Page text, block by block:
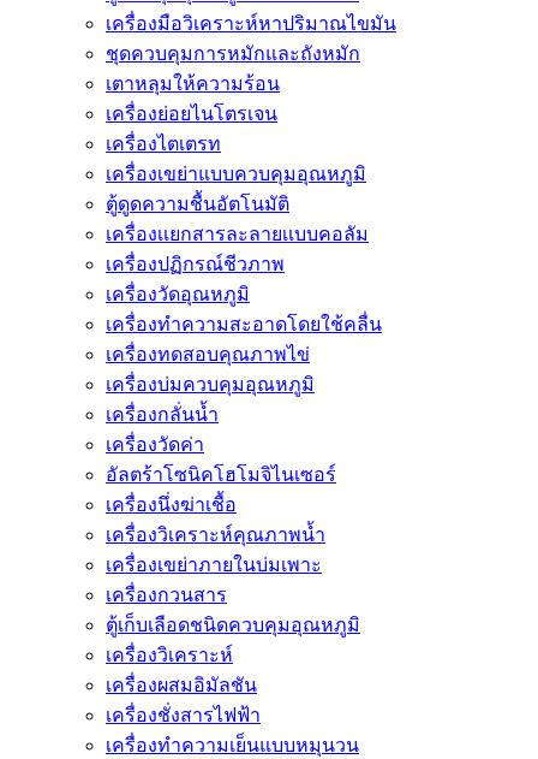
เครื่องมือวิเคราะห์หาปริมาณไขมัน
ชุดควบคุมการหมักและถังหมัก
เตาหลุมให้ความร้อน
เครื่องย่อยไนโตรเจน
เครื่องไตเตรท
เครื่องเขย่าแบบควบคุมอุณหภูมิ
ตู้ดูดความชื้นอัตโนมัติ
เครื่องเเยกสารละลายเเบบคอลัม
เครื่องปฏิกรณ์ชีวภาพ
เครื่องวัดอุณหภูมิ
เครื่องทำความสะอาดโดยใช้คลื่น
เครื่องทดสอบคุณภาพไข่
เครื่องบ่มควบคุมอุณหภูมิ
เครื่องกลั่นน้ำ
เครื่องวัดค่า
อัลตร้าโซนิคโฮโมจิไนเซอร์
เครื่องนึ่งฆ่าเชื้อ
เครื่องวิเคราะห์คุณภาพน้ำ
เครื่องเขย่าภายในบ่มเพาะ
เครื่องกวนสาร
ตู้เก็บเลือดชนิดควบคุมอุณหภูมิ
เครื่องวิเคราะห์
เครื่องผสมอิมัลชัน
เครื่องชั่งสารไฟฟ้า
เครื่องทำความเย็นแบบหมุนวน